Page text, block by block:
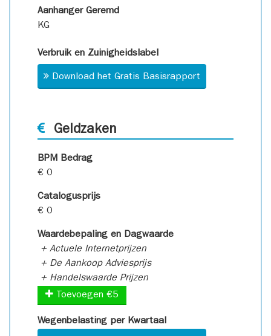
Aanhanger Geremd
KG
Verbruik en Zuinigheidslabel
Download het Gratis Basisrapport
Geldzaken
BPM Bedrag
€ 0
Catalogusprijs
€ 0
Waardebepaling en Dagwaarde
+ Actuele Internetprijzen
+ De Aankoop Adviesprijs
+ Handelswaarde Prijzen
Toevoegen €5
Wegenbelasting per Kwartaal